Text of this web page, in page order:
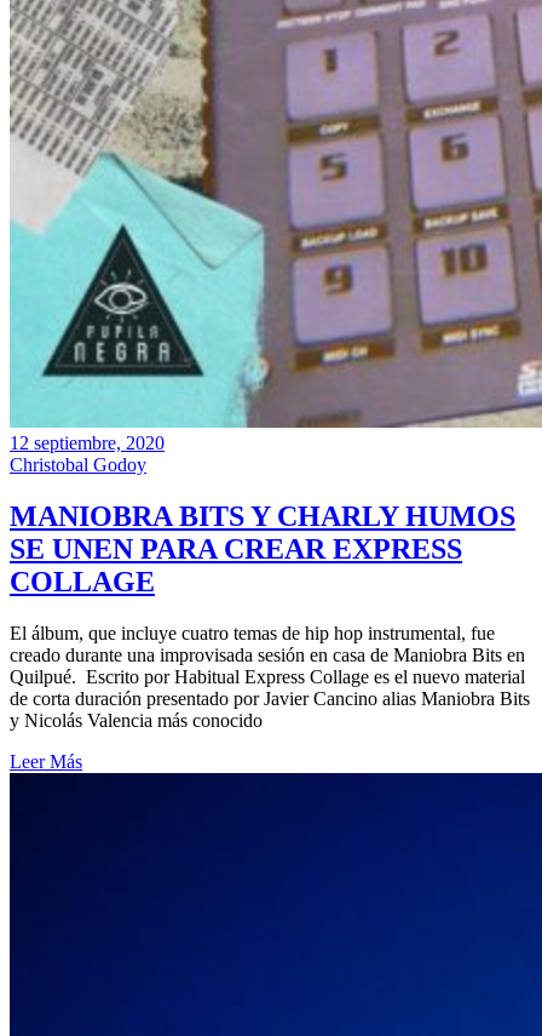
12 septiembre, 2020
Christobal Godoy
MANIOBRA BITS Y CHARLY HUMOS
SE UNEN PARA CREAR EXPRESS
COLLAGE
El álbum, que incluye cuatro temas de hip hop instrumental, fue
creado durante una improvisada sesión en casa de Maniobra Bits en
Quilpué. Escrito por Habitual Express Collage es el nuevo material
de corta duración presentado por Javier Cancino alias Maniobra Bits
y Nicolás Valencia más conocido
Leer Más